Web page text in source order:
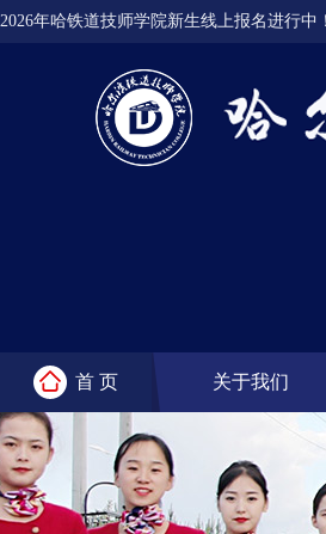
2026年哈铁道技师学院新生线上报名进行中！
首 页 关于我们